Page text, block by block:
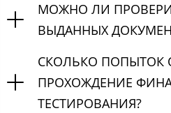
МОЖНО ЛИ
ВЫДАННЫХ
СКОЛЬКО ПОПЫТОК
ПРОХОЖДЕНИЕ
ТЕСТИРОВАНИЯ?